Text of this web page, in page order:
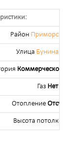
Район
Улица Бунина
Коммерческой
Газ Нет
Отопление
Высота потолка